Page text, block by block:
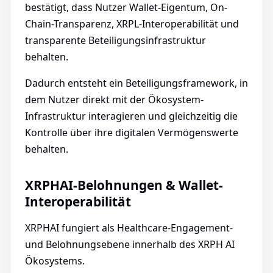
bestätigt, dass Nutzer Wallet-Eigentum, On-
Chain-Transparenz, XRPL-Interoperabilität und
transparente Beteiligungsinfrastruktur
behalten.
Dadurch entsteht ein Beteiligungsframework, in
dem Nutzer direkt mit der Ökosystem-
Infrastruktur interagieren und gleichzeitig die
Kontrolle über ihre digitalen Vermögenswerte
behalten.
XRPHAI-Belohnungen & Wallet-
Interoperabilität
XRPHAI fungiert als Healthcare-Engagement-
und Belohnungsebene innerhalb des XRPH AI
Ökosystems.